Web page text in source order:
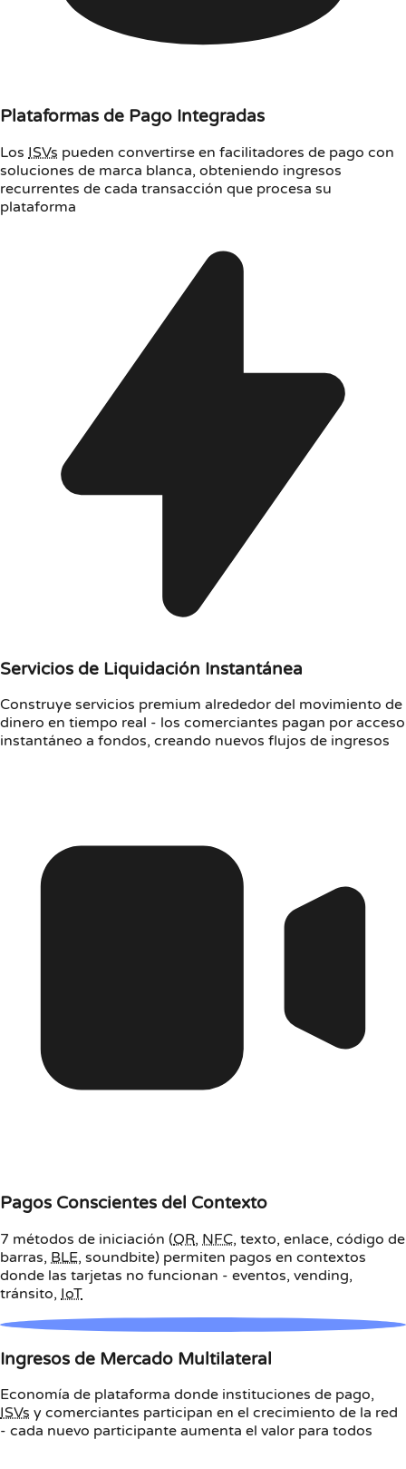
Plataformas de Pago Integradas
Los ISVs pueden convertirse en facilitadores de pago con
soluciones de marca blanca, obteniendo ingresos
recurrentes de cada transacción que procesa su
plataforma
Servicios de Liquidación Instantánea
Construye servicios premium alrededor del movimiento de
dinero en tiempo real - los comerciantes pagan por acceso
instantáneo a fondos, creando nuevos flujos de ingresos
Pagos Conscientes del Contexto
7 métodos de iniciación (QR, NFC, texto, enlace, código de
barras, BLE, soundbite) permiten pagos en contextos
donde las tarjetas no funcionan - eventos, vending,
tránsito, IoT
Ingresos de Mercado Multilateral
Economía de plataforma donde instituciones de pago,
ISVs y comerciantes participan en el crecimiento de la red
- cada nuevo participante aumenta el valor para todos